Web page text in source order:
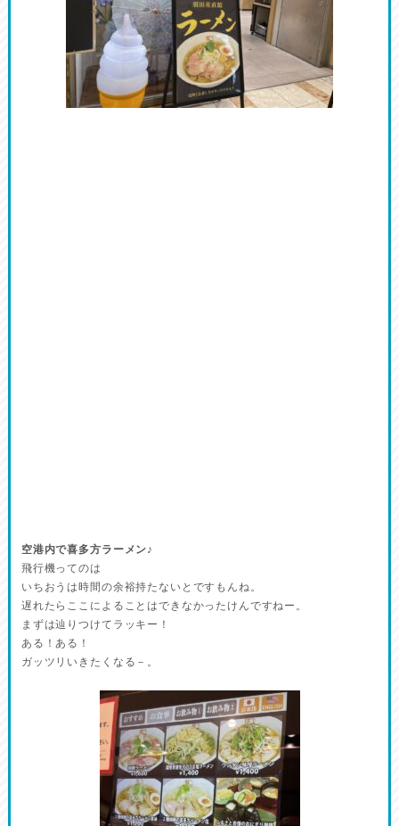
空港内で喜多方ラーメン♪
飛行機ってのは
いちおうは時間の余裕持たないとですもんね。
遅れたらここによることはできなかったけんですねー。
まずは辿りつけてラッキー！
ある！ある！
ガッツリいきたくなる－。